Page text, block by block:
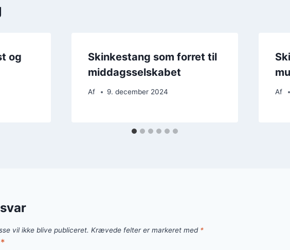
og
Skinkestang som forret til
middagsselskabet
Af 9. december 2024 Af
vil ikke blive publiceret. Krævede felter er markeret med *
*